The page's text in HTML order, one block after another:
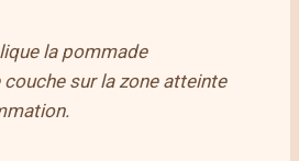
la pommade
sur la zone atteinte